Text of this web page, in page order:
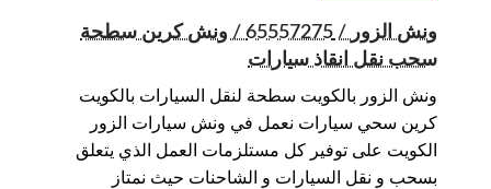
ونش الزور / 65557275 / ونش كرين سطحة
سحب نقل انقاذ سيارات
ونش الزور بالكويت سطحة لنقل السيارات بالكويت
كرين سحي سيارات نعمل في ونش سيارات الزور
الكويت على توفير كل مستلزمات العمل الذي يتعلق
بسحب و نقل السيارات و الشاحنات حيث نمتاز